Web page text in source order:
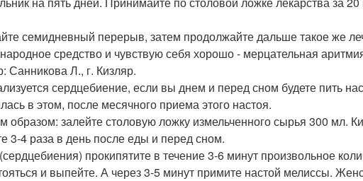
семидневный перерыв, затем продолжайте дальше такое же
средство и чувствую себя хорошо - мерцательная
Санникова Л., г. Кизляр.
сердцебиение, если вы днем и перед сном будете пить
в этом, после месячного приема этого настоя.
образом: залейте столовую ложку измельченного сырья 300 мл.
3-4 раза в день после еды и перед сном.
прокипятите в течение 3-6 минут произвольное
и выпейте. А через 3-5 минут примите настой мелиссы.